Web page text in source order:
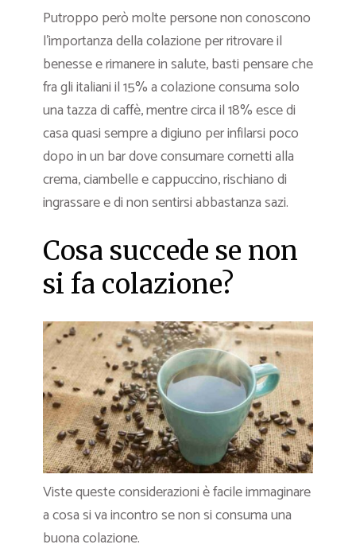
Putroppo però molte persone non conoscono
l’importanza della colazione per ritrovare il
benesse e rimanere in salute, basti pensare che
fra gli italiani il 15% a colazione consuma solo
una tazza di caffè, mentre circa il 18% esce di
casa quasi sempre a digiuno per infilarsi poco
dopo in un bar dove consumare cornetti alla
crema, ciambelle e cappuccino, rischiano di
ingrassare e di non sentirsi abbastanza sazi.
Cosa succede se non
si fa colazione?
Viste queste considerazioni è facile immaginare
a cosa si va incontro se non si consuma una
buona colazione.